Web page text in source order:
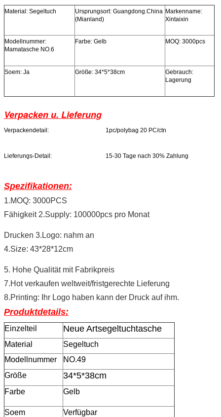
Material: Segeltuch
Ursprungsort: Guangdong.China
(Mianland)
Markenname:
Xintaixin
Modellnummer:
Mamatasche NO.6
Farbe: Gelb MOQ: 3000pcs
Soem: Ja Größe: 34*5*38cm
Gebrauch:
Lagerung
Verpacken u. Lieferung
Verpackendetail: 1pc/polybag 20 PC/ctn
Lieferungs-Detail: 15-30 Tage nach 30% Zahlung
Spezifikationen:
1.MOQ: 3000PCS
Fähigkeit 2.Supply: 100000pcs pro Monat
Drucken 3.Logo: nahm an
4.Size: 43*28*12cm
5. Hohe Qualität mit Fabrikpreis
7.Hot verkaufen weltweit/fristgerechte Lieferung
8.Printing: Ihr Logo haben kann der Druck auf ihm.
Produktdetails:
Einzelteil Neue Artsegeltuchtasche
Material
Segeltuch
Modellnummer
NO.49
Größe
34*5*38cm
Farbe Gelb
Soem
Verfügbar